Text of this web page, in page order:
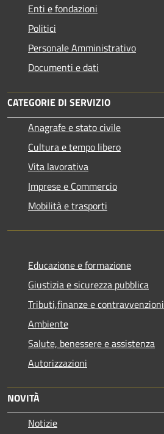
Enti e fondazioni
Politici
Personale Amministrativo
Documenti e dati
CATEGORIE DI SERVIZIO
Anagrafe e stato civile
Cultura e tempo libero
Vita lavorativa
Imprese e Commercio
Mobilità e trasporti
Educazione e formazione
Giustizia e sicurezza pubblica
Tributi,finanze e contravvenzioni
Ambiente
Salute, benessere e assistenza
Autorizzazioni
NOVITÀ
Notizie